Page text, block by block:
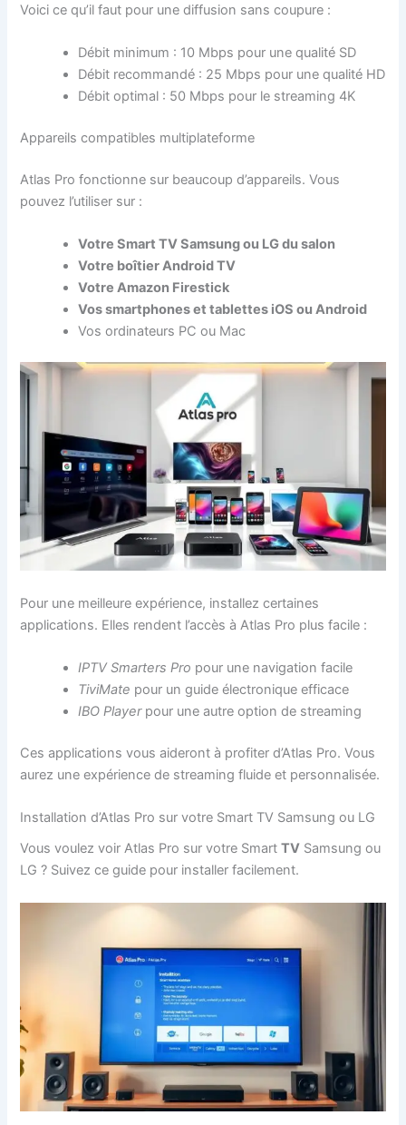
Voici ce qu’il faut pour une diffusion sans coupure :
Débit minimum : 10 Mbps pour une qualité SD
Débit recommandé : 25 Mbps pour une qualité HD
Débit optimal : 50 Mbps pour le streaming 4K
Appareils compatibles multiplateforme
Atlas Pro fonctionne sur beaucoup d’appareils. Vous
pouvez l’utiliser sur :
Votre Smart TV Samsung ou LG du salon
Votre boîtier Android TV
Votre Amazon Firestick
Vos smartphones et tablettes iOS ou Android
Vos ordinateurs PC ou Mac
Pour une meilleure expérience, installez certaines
applications. Elles rendent l’accès à Atlas Pro plus facile :
IPTV Smarters Pro pour une navigation facile
TiviMate pour un guide électronique efficace
IBO Playerpour une autre option de streaming
Ces applications vous aideront à profiter d’Atlas Pro. Vous
aurez une expérience de streaming fluide et personnalisée.
Installation d’Atlas Pro sur votre Smart TV Samsung ou LG
Vous voulez voir Atlas Pro sur votre SmartTV Samsung ou
LG ? Suivez ce guide pour installer facilement.